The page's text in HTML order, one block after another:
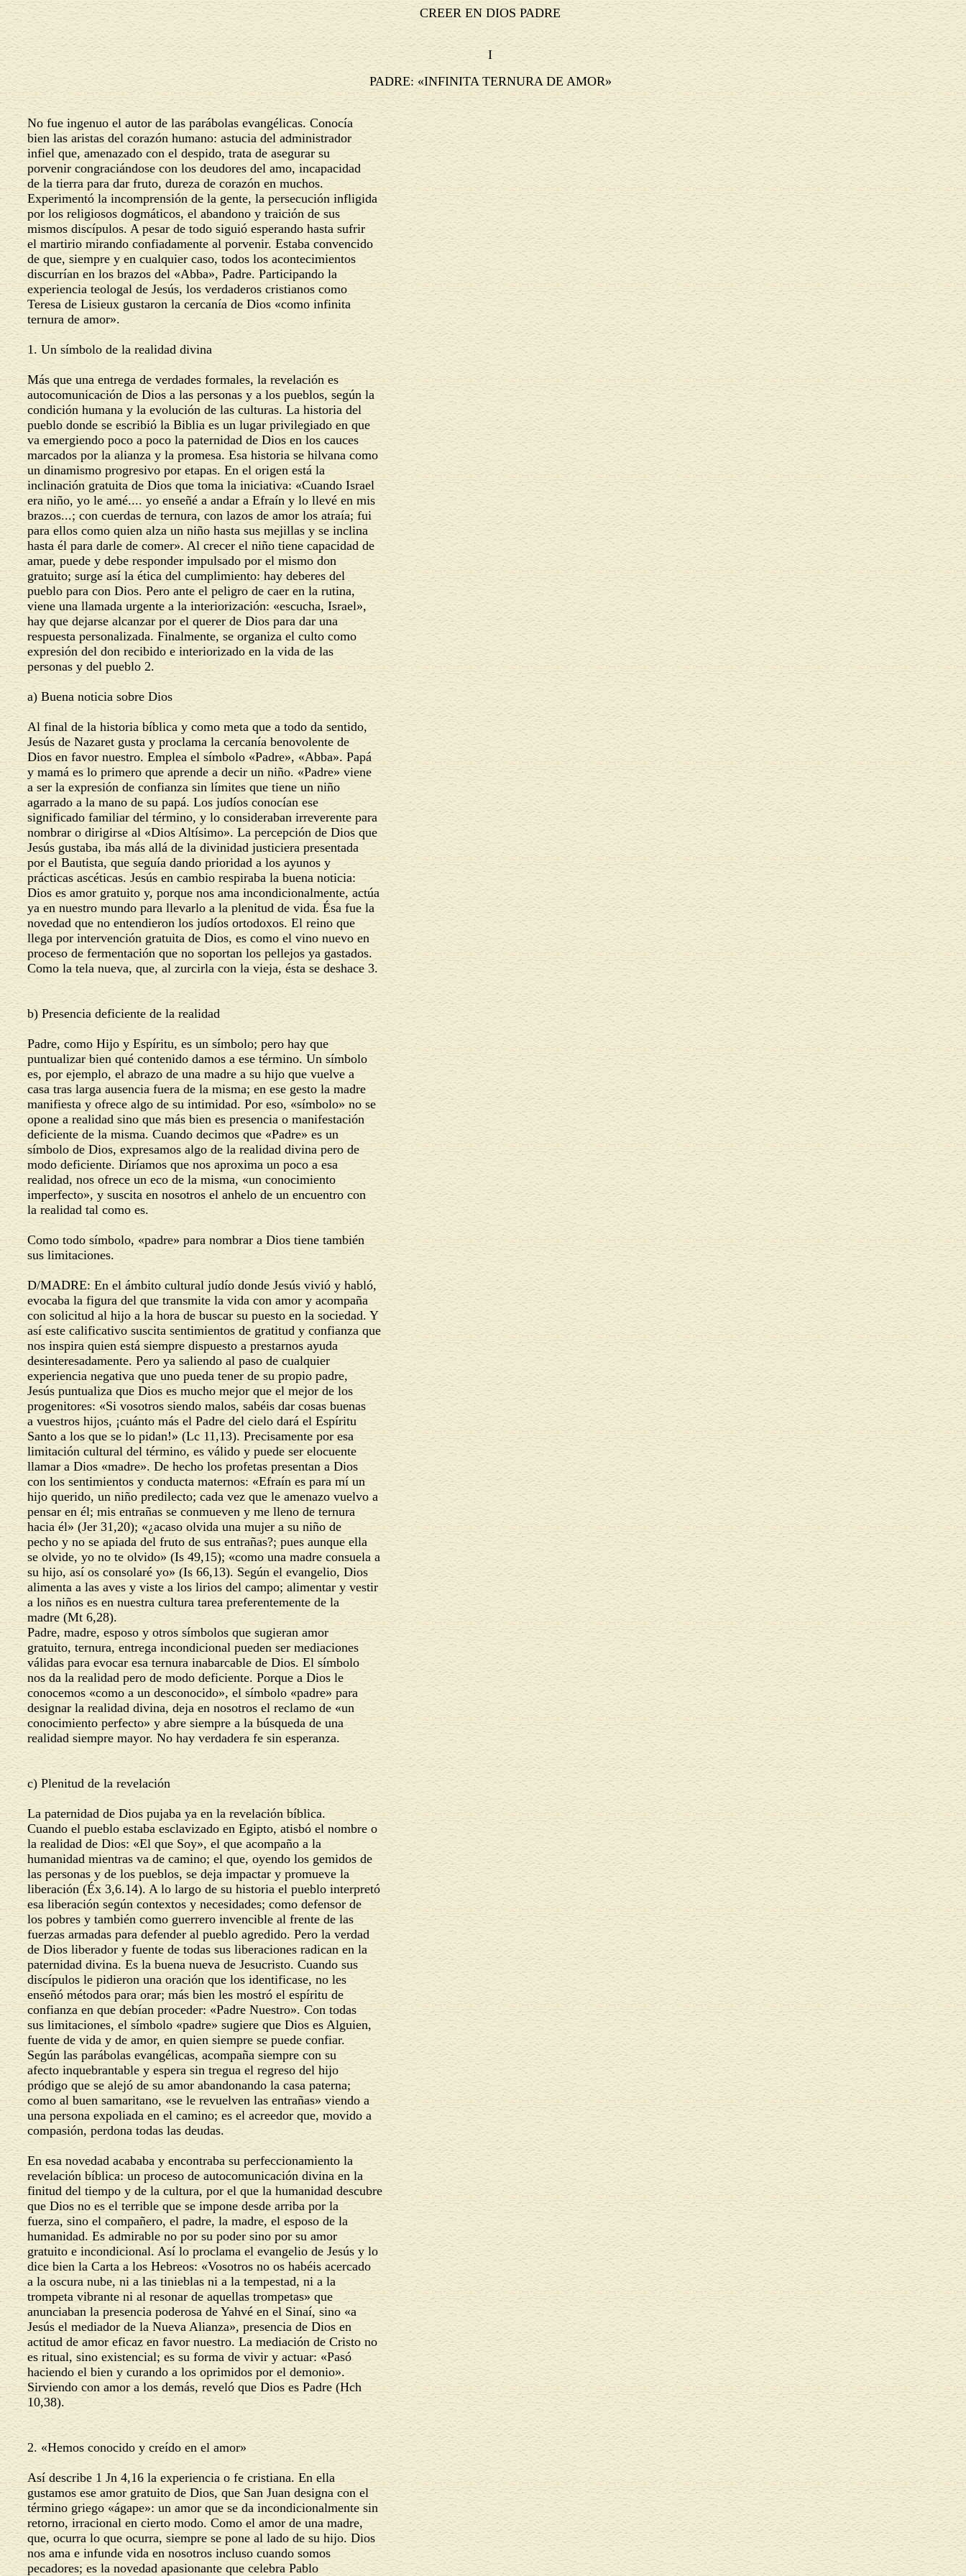
CREER EN DIOS PADRE
I
PADRE: «INFINITA TERNURA DE AMOR»
No fue ingenuo el autor de las parábolas evangélicas. Conocía
bien las aristas del corazón humano: astucia del administrador
infiel que, amenazado con el despido, trata de asegurar su
porvenir congraciándose con los deudores del amo, incapacidad
de la tierra para dar fruto, dureza de corazón en muchos.
Experimentó la incomprensión de la gente, la persecución infligida
por los religiosos dogmáticos, el abandono y traición de sus
mismos discípulos. A pesar de todo siguió esperando hasta sufrir
el martirio mirando confiadamente al porvenir. Estaba convencido
de que, siempre y en cualquier caso, todos los acontecimientos
discurrían en los brazos del «Abba», Padre. Participando la
experiencia teologal de Jesús, los verdaderos cristianos como
Teresa de Lisieux gustaron la cercanía de Dios «como infinita
ternura de amor».
1. Un símbolo de la realidad divina
Más que una entrega de verdades formales, la revelación es
autocomunicación de Dios a las personas y a los pueblos, según la
condición humana y la evolución de las culturas. La historia del
pueblo donde se escribió la Biblia es un lugar privilegiado en que
va emergiendo poco a poco la paternidad de Dios en los cauces
marcados por la alianza y la promesa. Esa historia se hilvana como
un dinamismo progresivo por etapas. En el origen está la
inclinación gratuita de Dios que toma la iniciativa: «Cuando Israel
era niño, yo le amé.... yo enseñé a andar a Efraín y lo llevé en mis
brazos...; con cuerdas de ternura, con lazos de amor los atraía; fui
para ellos como quien alza un niño hasta sus mejillas y se inclina
hasta él para darle de comer». Al crecer el niño tiene capacidad de
amar, puede y debe responder impulsado por el mismo don
gratuito; surge así la ética del cumplimiento: hay deberes del
pueblo para con Dios. Pero ante el peligro de caer en la rutina,
viene una llamada urgente a la interiorización: «escucha, Israel»,
hay que dejarse alcanzar por el querer de Dios para dar una
respuesta personalizada. Finalmente, se organiza el culto como
expresión del don recibido e interiorizado en la vida de las
personas y del pueblo 2.
a) Buena noticia sobre Dios
Al final de la historia bíblica y como meta que a todo da sentido,
Jesús de Nazaret gusta y proclama la cercanía benovolente de
Dios en favor nuestro. Emplea el símbolo «Padre», «Abba». Papá
y mamá es lo primero que aprende a decir un niño. «Padre» viene
a ser la expresión de confianza sin límites que tiene un niño
agarrado a la mano de su papá. Los judíos conocían ese
significado familiar del término, y lo consideraban irreverente para
nombrar o dirigirse al «Dios Altísimo». La percepción de Dios que
Jesús gustaba, iba más allá de la divinidad justiciera presentada
por el Bautista, que seguía dando prioridad a los ayunos y
prácticas ascéticas. Jesús en cambio respiraba la buena noticia:
Dios es amor gratuito y, porque nos ama incondicionalmente, actúa
ya en nuestro mundo para llevarlo a la plenitud de vida. Ésa fue la
novedad que no entendieron los judíos ortodoxos. El reino que
llega por intervención gratuita de Dios, es como el vino nuevo en
proceso de fermentación que no soportan los pellejos ya gastados.
Como la tela nueva, que, al zurcirla con la vieja, ésta se deshace 3.
b) Presencia deficiente de la realidad
Padre, como Hijo y Espíritu, es un símbolo; pero hay que
puntualizar bien qué contenido damos a ese término. Un símbolo
es, por ejemplo, el abrazo de una madre a su hijo que vuelve a
casa tras larga ausencia fuera de la misma; en ese gesto la madre
manifiesta y ofrece algo de su intimidad. Por eso, «símbolo» no se
opone a realidad sino que más bien es presencia o manifestación
deficiente de la misma. Cuando decimos que «Padre» es un
símbolo de Dios, expresamos algo de la realidad divina pero de
modo deficiente. Diríamos que nos aproxima un poco a esa
realidad, nos ofrece un eco de la misma, «un conocimiento
imperfecto», y suscita en nosotros el anhelo de un encuentro con
la realidad tal como es.
Como todo símbolo, «padre» para nombrar a Dios tiene también
sus limitaciones.
D/MADRE: En el ámbito cultural judío donde Jesús vivió y habló,
evocaba la figura del que transmite la vida con amor y acompaña
con solicitud al hijo a la hora de buscar su puesto en la sociedad. Y
así este calificativo suscita sentimientos de gratitud y confianza que
nos inspira quien está siempre dispuesto a prestarnos ayuda
desinteresadamente. Pero ya saliendo al paso de cualquier
experiencia negativa que uno pueda tener de su propio padre,
Jesús puntualiza que Dios es mucho mejor que el mejor de los
progenitores: «Si vosotros siendo malos, sabéis dar cosas buenas
a vuestros hijos, ¡cuánto más el Padre del cielo dará el Espíritu
Santo a los que se lo pidan!» (Lc 11,13). Precisamente por esa
limitación cultural del término, es válido y puede ser elocuente
llamar a Dios «madre». De hecho los profetas presentan a Dios
con los sentimientos y conducta maternos: «Efraín es para mí un
hijo querido, un niño predilecto; cada vez que le amenazo vuelvo a
pensar en él; mis entrañas se conmueven y me lleno de ternura
hacia él» (Jer 31,20); «¿acaso olvida una mujer a su niño de
pecho y no se apiada del fruto de sus entrañas?; pues aunque ella
se olvide, yo no te olvido» (Is 49,15); «como una madre consuela a
su hijo, así os consolaré yo» (Is 66,13). Según el evangelio, Dios
alimenta a las aves y viste a los lirios del campo; alimentar y vestir
a los niños es en nuestra cultura tarea preferentemente de la
madre (Mt 6,28).
Padre, madre, esposo y otros símbolos que sugieran amor
gratuito, ternura, entrega incondicional pueden ser mediaciones
válidas para evocar esa ternura inabarcable de Dios. El símbolo
nos da la realidad pero de modo deficiente. Porque a Dios le
conocemos «como a un desconocido», el símbolo «padre» para
designar la realidad divina, deja en nosotros el reclamo de «un
conocimiento perfecto» y abre siempre a la búsqueda de una
realidad siempre mayor. No hay verdadera fe sin esperanza.
c) Plenitud de la revelación
La paternidad de Dios pujaba ya en la revelación bíblica.
Cuando el pueblo estaba esclavizado en Egipto, atisbó el nombre o
la realidad de Dios: «El que Soy», el que acompaño a la
humanidad mientras va de camino; el que, oyendo los gemidos de
las personas y de los pueblos, se deja impactar y promueve la
liberación (Éx 3,6.14). A lo largo de su historia el pueblo interpretó
esa liberación según contextos y necesidades; como defensor de
los pobres y también como guerrero invencible al frente de las
fuerzas armadas para defender al pueblo agredido. Pero la verdad
de Dios liberador y fuente de todas sus liberaciones radican en la
paternidad divina. Es la buena nueva de Jesucristo. Cuando sus
discípulos le pidieron una oración que los identificase, no les
enseñó métodos para orar; más bien les mostró el espíritu de
confianza en que debían proceder: «Padre Nuestro». Con todas
sus limitaciones, el símbolo «padre» sugiere que Dios es Alguien,
fuente de vida y de amor, en quien siempre se puede confiar.
Según las parábolas evangélicas, acompaña siempre con su
afecto inquebrantable y espera sin tregua el regreso del hijo
pródigo que se alejó de su amor abandonando la casa paterna;
como al buen samaritano, «se le revuelven las entrañas» viendo a
una persona expoliada en el camino; es el acreedor que, movido a
compasión, perdona todas las deudas.
En esa novedad acababa y encontraba su perfeccionamiento la
revelación bíblica: un proceso de autocomunicación divina en la
finitud del tiempo y de la cultura, por el que la humanidad descubre
que Dios no es el terrible que se impone desde arriba por la
fuerza, sino el compañero, el padre, la madre, el esposo de la
humanidad. Es admirable no por su poder sino por su amor
gratuito e incondicional. Así lo proclama el evangelio de Jesús y lo
dice bien la Carta a los Hebreos: «Vosotros no os habéis acercado
a la oscura nube, ni a las tinieblas ni a la tempestad, ni a la
trompeta vibrante ni al resonar de aquellas trompetas» que
anunciaban la presencia poderosa de Yahvé en el Sinaí, sino «a
Jesús el mediador de la Nueva Alianza», presencia de Dios en
actitud de amor eficaz en favor nuestro. La mediación de Cristo no
es ritual, sino existencial; es su forma de vivir y actuar: «Pasó
haciendo el bien y curando a los oprimidos por el demonio».
Sirviendo con amor a los demás, reveló que Dios es Padre (Hch
10,38).
2. «Hemos conocido y creído en el amor»
Así describe 1 Jn 4,16 la experiencia o fe cristiana. En ella
gustamos ese amor gratuito de Dios, que San Juan designa con el
término griego «ágape»: un amor que se da incondicionalmente sin
retorno, irracional en cierto modo. Como el amor de una madre,
que, ocurra lo que ocurra, siempre se pone al lado de su hijo. Dios
nos ama e infunde vida en nosotros incluso cuando somos
pecadores; es la novedad apasionante que celebra Pablo